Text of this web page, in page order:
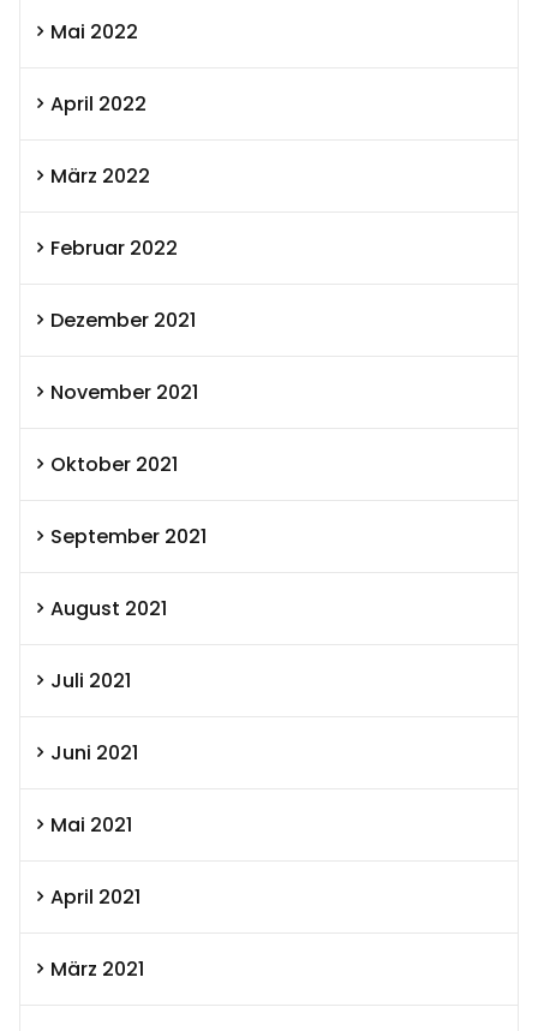
Mai 2022
April 2022
März 2022
Februar 2022
Dezember 2021
November 2021
Oktober 2021
September 2021
August 2021
Juli 2021
Juni 2021
Mai 2021
April 2021
März 2021